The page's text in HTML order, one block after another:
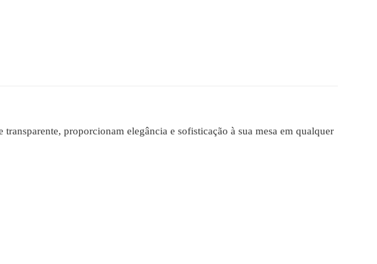
proporcionam elegância e sofisticação à sua mesa em qualquer